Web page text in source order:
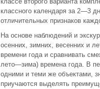
классного календаря за 2—3
отличительных признаков
На основе наблюдений и
осенних, зимних, весенних и
времени года и сравнивать
лето—зима) времена года. В
одними и теми же объектами,
приучаются выделять